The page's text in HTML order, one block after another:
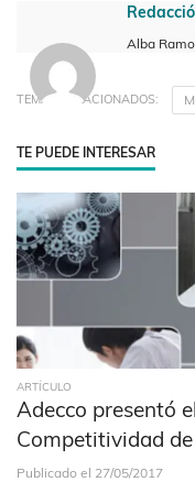
Alba
TEMAS RELACIONADOS:
TE PUEDE INTERESAR
ARTÍCULO
Adecco presentó
Competitividad
Publicado el 27/05/2017